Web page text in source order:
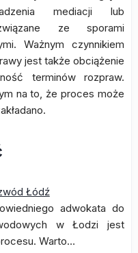
mediacji lub
ze sporami
Ważnym czynnikiem
jest także obciążenie
terminów rozpraw.
na to, że proces może
Łódź
adwokata do
w Łodzi jest
Warto…